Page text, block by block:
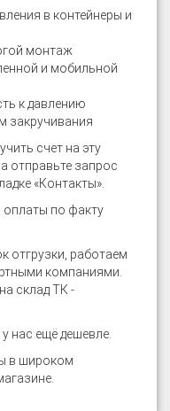
в контейнеры и
монтаж
и мобильной
к давлению
закручивания
счет на эту
отправьте запрос
«Контакты».
по факту
отгрузки, работаем
компаниями.
склад ТК -
нас ещё дешевле.
в широком